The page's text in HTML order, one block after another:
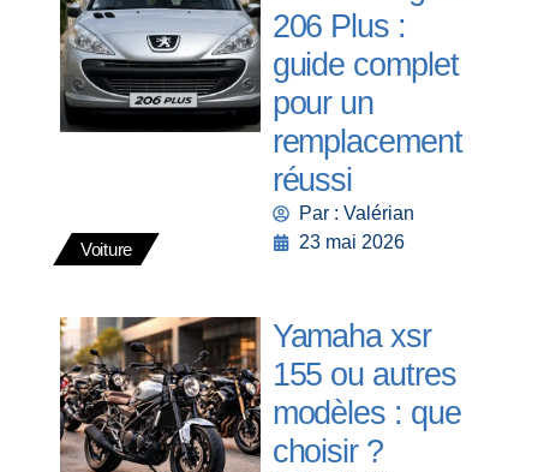
Voiture
206 Plus :
guide complet
pour un
remplacement
réussi
Par : Valérian
23 mai 2026
Yamaha xsr
155 ou autres
modèles : que
choisir ?